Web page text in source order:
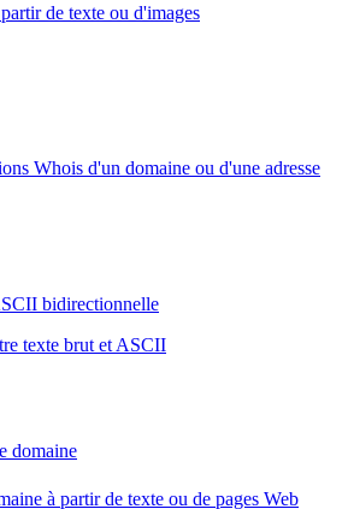
de texte ou d'images
Whois d'un domaine ou d'une adresse
bidirectionnelle
texte brut et ASCII
domaine
à partir de texte ou de pages Web